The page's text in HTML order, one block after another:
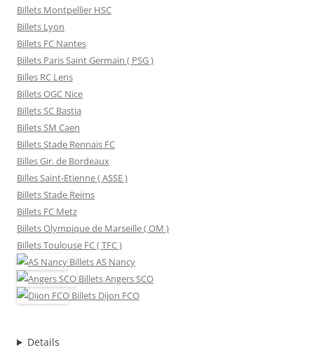
Billets Montpellier HSC
Billets Lyon
Billets FC Nantes
Billets Paris Saint Germain ( PSG )
Billes RC Lens
Billets OGC Nice
Billets SC Bastia
Billets SM Caen
Billets Stade Rennais FC
Billes Gir. de Bordeaux
Billes Saint-Etienne ( ASSE )
Billets Stade Reims
Billets FC Metz
Billets Olympique de Marseille ( OM )
Billets Toulouse FC ( TFC )
BilletsAS Nancy
BilletsAngers SCO
Billets Dijon FCO
Details